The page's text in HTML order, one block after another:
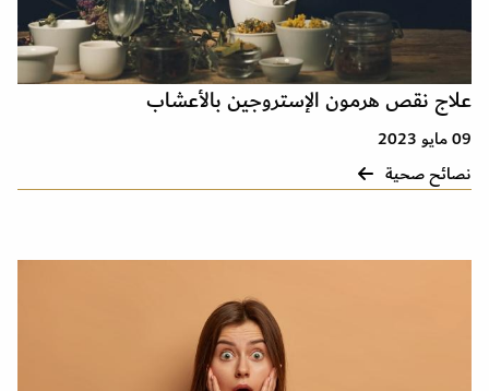
علاج نقص هرمون الإستروجين بالأعشاب
09 مايو 2023
نصائح صحية